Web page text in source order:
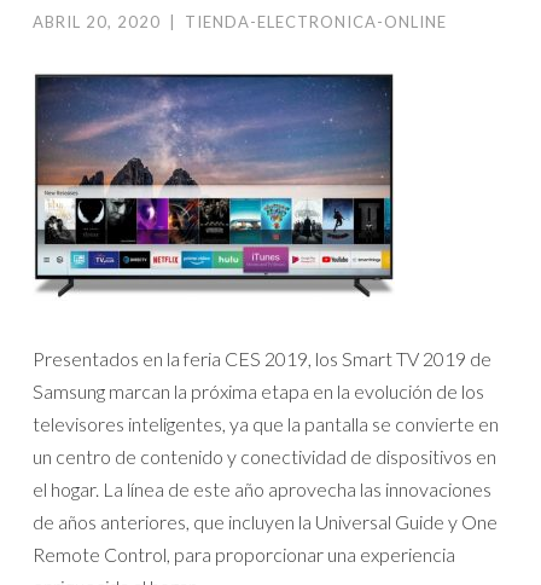
ABRIL 20, 2020 TIENDA-ELECTRONICA-ONLINE
Presentados en la feria CES 2019, los Smart TV 2019 de
Samsung marcan la próxima etapa en la evolución de los
televisores inteligentes, ya que la pantalla se convierte en
un centro de contenido y conectividad de dispositivos en
el hogar. La línea de este año aprovecha las innovaciones
de años anteriores, que incluyen la Universal Guide y One
Remote Control, para proporcionar una experiencia